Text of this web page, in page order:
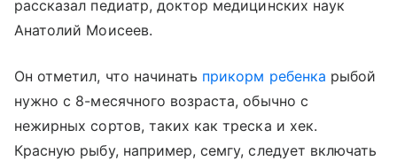
рассказал педиатр, доктор медицинских наук
Анатолий Моисеев.
Он отметил, что начинать прикорм ребенка рыбой
нужно с 8-месячного возраста, обычно с
нежирных сортов, таких как треска и хек.
Красную рыбу, например, семгу, следует включать